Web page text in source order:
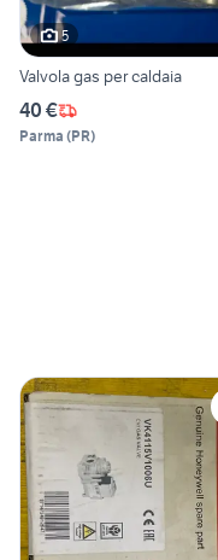
5
Valvola gas per caldaia
40 €
Parma (PR)